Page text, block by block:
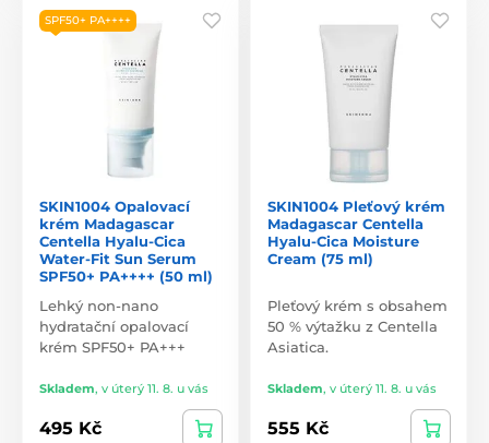
SPF50+ PA++++
SKIN1004 Opalovací
krém Madagascar
Centella Hyalu-Cica
Water-Fit Sun Serum
SPF50+ PA++++ (50 ml)
Lehký non-nano
hydratační opalovací
krém SPF50+ PA+++
Skladem, v úterý 11. 8. u vás
495 Kč
SKIN1004 Pleťový krém
Madagascar Centella
Hyalu-Cica Moisture
Cream (75 ml)
Pleťový krém s obsahem
50 % výtažku z Centella
Asiatica.
Skladem, v úterý 11. 8. u vás
555 Kč